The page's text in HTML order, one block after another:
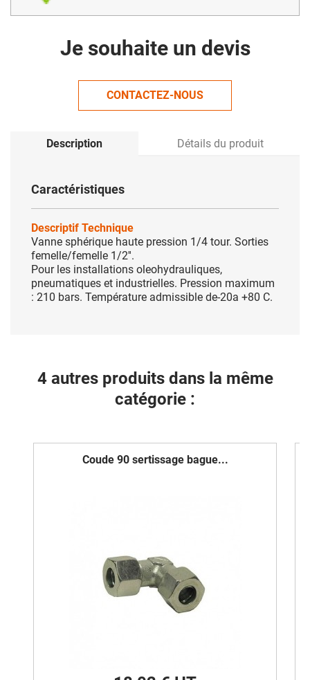
Je souhaite un devis
CONTACTEZ-NOUS
Description Détails du produit
Caractéristiques
Descriptif Technique
Vanne sphérique haute pression 1/4 tour. Sorties
femelle/femelle 1/2''.
Pour les installations oleohydrauliques,
pneumatiques et industrielles. Pression maximum
: 210 bars. Température admissible de-20a +80 C.
4 autres produits dans la même
catégorie :
Coude 90 sertissage bague...